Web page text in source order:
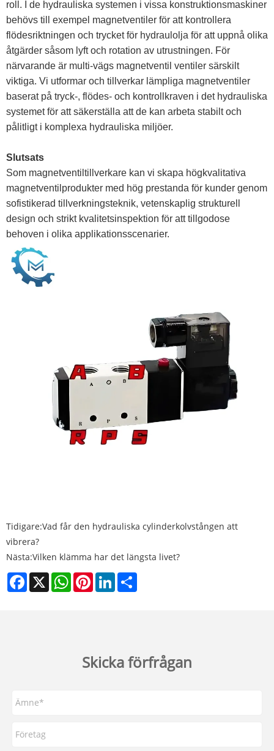
roll. I de hydrauliska systemen i vissa konstruktionsmaskiner
behövs till exempel magnetventiler för att kontrollera
flödesriktningen och trycket för hydraulolja för att uppnå olika
åtgärder såsom lyft och rotation av utrustningen. För
närvarande är multi-vägs magnetventil ventiler särskilt
viktiga. Vi utformar och tillverkar lämpliga magnetventiler
baserat på tryck-, flödes- och kontrollkraven i det hydrauliska
systemet för att säkerställa att de kan arbeta stabilt och
pålitligt i komplexa hydrauliska miljöer.
Slutsats
Som magnetventiltillverkare kan vi skapa högkvalitativa
magnetventilprodukter med hög prestanda för kunder genom
sofistikerad tillverkningsteknik, vetenskaplig strukturell
design och strikt kvalitetsinspektion för att tillgodose
behoven i olika applikationsscenarier.
Tidigare:Vad får den hydrauliska cylinderkolvstången att
vibrera?
Nästa:Vilken klämma har det längsta livet?
Facebook
X WhatsAppPinterestLinkedIn
Skicka förfrågan